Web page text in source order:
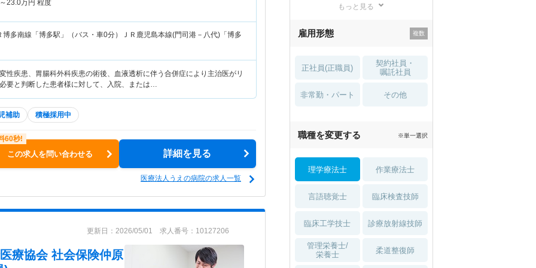
23.0万円 程度
博多南線「博多駅」（バス・車0分）ＪＲ鹿児島本線(門司港－八代)「博多
性疾患、胃腸科外科疾患の術後、血液透析に伴う合併症により主治医がリ
要と判断した患者様に対して、入院、または…
補助 積極採用中
この求人を問い合わせる 詳細を見る
医療法人うえの病院の求人一覧
更新日：2026/05/01 求人番号：10127206
療協会 社会保険仲原
住宅手当・補助
土日祝休 無資格 OK
積極採用中 WEB面接OK
もっと見る
雇用形態
正社員(正職員)
契約社員・
嘱託社員
非常勤・パート その他
職種を変更する ※単一選択
理学療法士 作業療法士
言語聴覚士 臨床検査技師
臨床工学技士 診療放射線技師
管理栄養士/
栄養士
柔道整復師